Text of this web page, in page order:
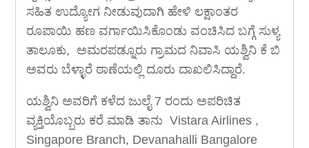
ಸಹಿತ ಉದ್ಯೋಗ ನೀಡುವುದಾಗಿ ಹೇಳಿ ಲಕ್ಷಾಂತರ
ರೂಪಾಯಿ ಹಣ ವರ್ಗಾಯಿಸಿಕೊಂಡು ವಂಚಿಸಿದ ಬಗ್ಗೆ ಸುಳ್ಯ
ತಾಲೂಕು, ಅಮರಪಡ್ನೂರು ಗ್ರಾಮದ ನಿವಾಸಿ ಯಶ್ವಿನಿ ಕೆ ಬಿ
ಅವರು ಬೆಳ್ಳಾರೆ ಠಾಣೆಯಲ್ಲಿ ದೂರು ದಾಖಲಿಸಿದ್ದಾರೆ.
ಯಶ್ವಿನಿ ಅವರಿಗೆ ಕಳೆದ ಜುಲೈ 7 ರಂದು ಅಪರಿಚಿತ
ವ್ಯಕ್ತಿಯೊಬ್ಬರು ಕರೆ ಮಾಡಿ ತಾನು Vistara Airlines ,
Singapore Branch, Devanahalli Bangalore